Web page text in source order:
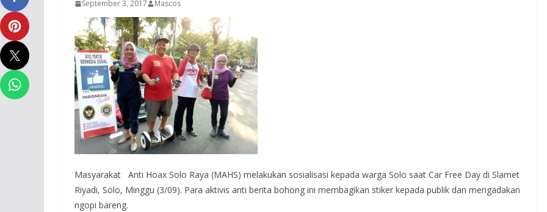
September 3, 2017 Mascos
Masyarakat Anti Hoax Solo Raya (MAHS) melakukan sosialisasi kepada warga Solo saat Car Free Day di Slamet
Riyadi, Solo, Minggu (3/09). Para aktivis anti berita bohong ini membagikan stiker kepada publik dan mengadakan
ngopi bareng.